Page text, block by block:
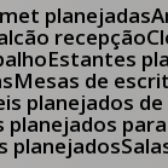
planejadas
recepção
Estantes
Mesas de
planejados
planejados
planejados